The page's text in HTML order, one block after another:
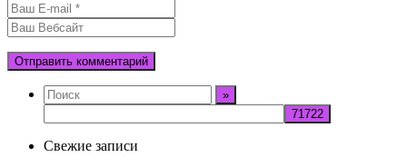
Свежие записи